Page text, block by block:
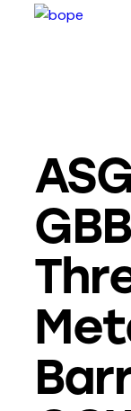
GBB